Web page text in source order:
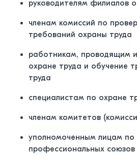
руководителям филиалов
членам комиссий по
требований охраны труда
работникам, проводящим
охране труда и обучение
труда
специалистам по охране
членам комитетов
уполномоченным лицам по
профессиональных